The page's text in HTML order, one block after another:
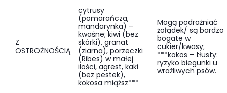
Z
OSTROŻNOŚCIĄ
cytrusy
(pomarańcza,
mandarynka) –
kwaśne; kiwi (bez
skórki), granat
(ziarna), porzeczki
(Ribes) w małej
ilości, agrest, kaki
(bez pestek),
kokosa miąższ***
Mogą podrażniać
żołądek/ są bardzo
bogate w
cukier/kwasy;
***kokos – tłusty:
ryzyko biegunki u
wrażliwych psów.